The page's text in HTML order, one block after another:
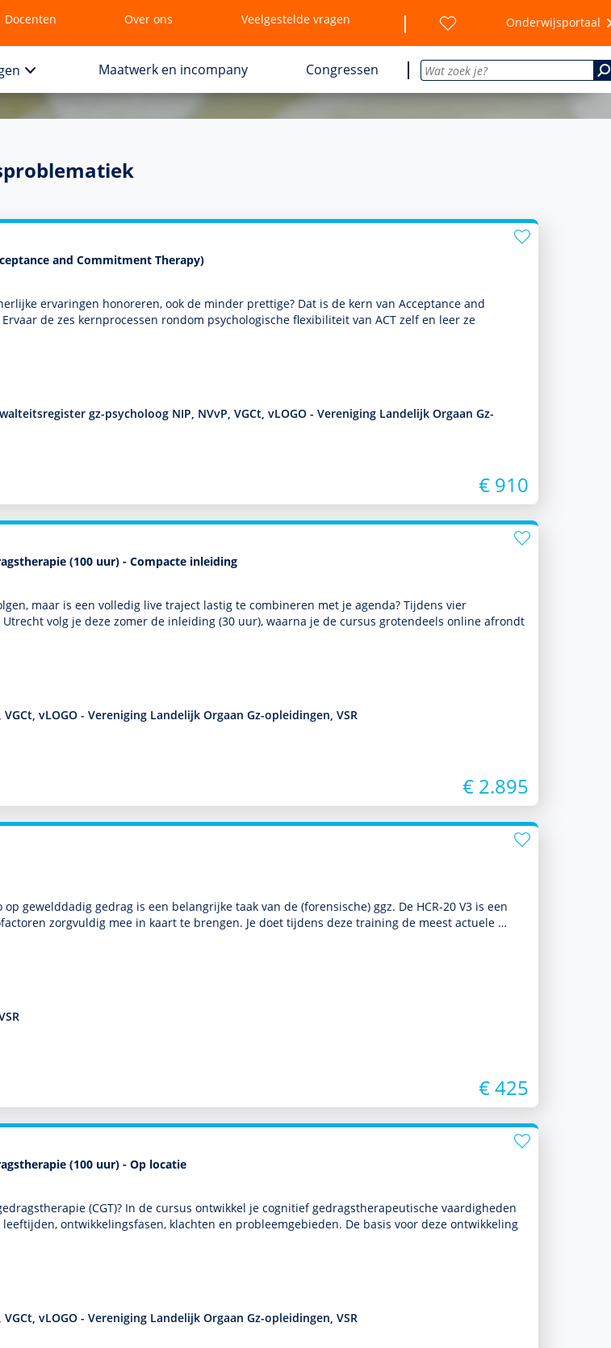
Docenten Over ons Veelgestelde vragen Onderwijsportaal
Maatwerk en incompany Congressen
and Commitment Therapy)
ervaringen honoreren, ook de minder prettige? Dat is de kern van Acceptance and
de zes kernprocessen ron­dom psycho­logische flexibiliteit van ACT zelf en leer ze
gz-psycholoog NIP, NVvP, VGCt, vLOGO - Vereniging Landelijk Orgaan Gz-
€ 910
(100 uur) - Compacte inleiding
maar is een volledig live traject lastig te combineren met je agenda? Tijdens vier
volg je deze zomer de inleiding (30 uur), waarna je de cursus grotendeels online afrondt
VGCt, vLOGO - Vereniging Landelijk Orgaan Gz-opleidingen, VSR
€ 2.895
gewelddadig gedrag is een belang­rijke taak van de (foren­sische) ggz. De HCR-20 V3 is een
zorgvuldig mee in kaart te brengen. Je doet tijdens deze training de meest actuele …
€ 425
(100 uur) - Op locatie
(CGT)? In de cursus ontwik­kel je cognitief gedrags­thera­peu­tische vaar­dig­heden
ont­wikke­lingsfasen, klachten en probleemgebieden. De basis voor deze ont­wikke­ling
VGCt, vLOGO - Vereniging Landelijk Orgaan Gz-opleidingen, VSR